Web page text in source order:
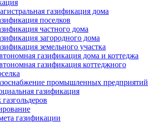
газификация дома
поселков
частного дома
загородного дома
земельного участка
газификация дома и коттеджа
газификация коттеджного
промышленных предприятий
газификация
газификации